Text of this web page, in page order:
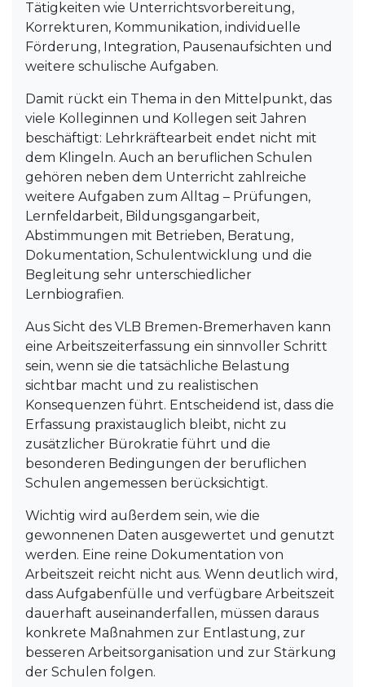
Tätigkeiten wie Unterrichtsvorbereitung,
Korrekturen, Kommunikation, individuelle
Förderung, Integration, Pausenaufsichten und
weitere schulische Aufgaben.
Damit rückt ein Thema in den Mittelpunkt, das
viele Kolleginnen und Kollegen seit Jahren
beschäftigt: Lehrkräftearbeit endet nicht mit
dem Klingeln. Auch an beruflichen Schulen
gehören neben dem Unterricht zahlreiche
weitere Aufgaben zum Alltag – Prüfungen,
Lernfeldarbeit, Bildungsgangarbeit,
Abstimmungen mit Betrieben, Beratung,
Dokumentation, Schulentwicklung und die
Begleitung sehr unterschiedlicher
Lernbiografien.
Aus Sicht des VLB Bremen-Bremerhaven kann
eine Arbeitszeiterfassung ein sinnvoller Schritt
sein, wenn sie die tatsächliche Belastung
sichtbar macht und zu realistischen
Konsequenzen führt. Entscheidend ist, dass die
Erfassung praxistauglich bleibt, nicht zu
zusätzlicher Bürokratie führt und die
besonderen Bedingungen der beruflichen
Schulen angemessen berücksichtigt.
Wichtig wird außerdem sein, wie die
gewonnenen Daten ausgewertet und genutzt
werden. Eine reine Dokumentation von
Arbeitszeit reicht nicht aus. Wenn deutlich wird,
dass Aufgabenfülle und verfügbare Arbeitszeit
dauerhaft auseinanderfallen, müssen daraus
konkrete Maßnahmen zur Entlastung, zur
besseren Arbeitsorganisation und zur Stärkung
der Schulen folgen.